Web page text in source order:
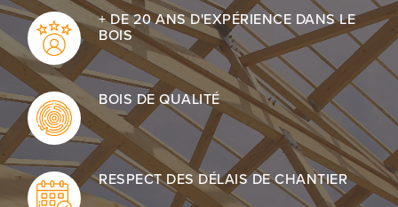
+ DE 20 ANS D'EXPÉRIENCE DANS LE
BOIS
BOIS DE QUALITÉ
RESPECT DES DÉLAIS DE CHANTIER